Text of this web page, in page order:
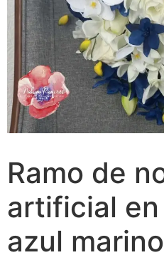
Ramo de
artificial
azul